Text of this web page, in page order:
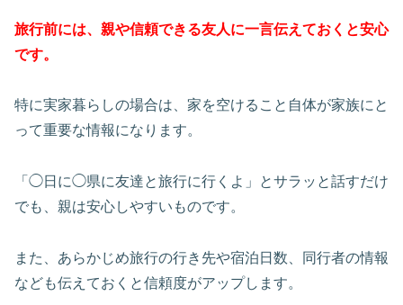
旅行前には、親や信頼できる友人に一言伝えておくと安心
です。
特に実家暮らしの場合は、家を空けること自体が家族にと
って重要な情報になります。
「◯日に◯県に友達と旅行に行くよ」とサラッと話すだけ
でも、親は安心しやすいものです。
また、あらかじめ旅行の行き先や宿泊日数、同行者の情報
なども伝えておくと信頼度がアップします。